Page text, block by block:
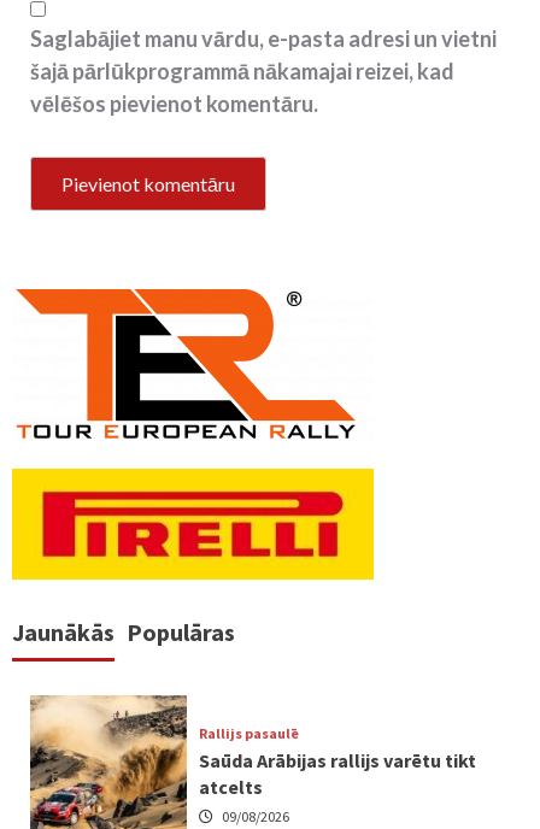
Saglabājiet manu vārdu, e-pasta adresi un vietni
šajā pārlūkprogrammā nākamajai reizei, kad
vēlēšos pievienot komentāru.
Jaunākās Populāras
Rallijs pasaulē
Saūda Arābijas rallijs varētu tikt
atcelts
09/08/2026